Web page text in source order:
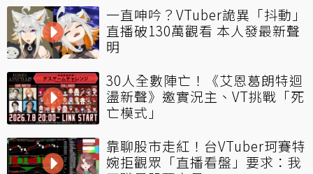
一直呻吟？VTuber詭異「抖動」
直播破130萬觀看 本人發最新聲
明
30人全數陣亡！《艾恩葛朗特迴
盪新聲》邀實況主、VT挑戰「死
亡模式」
靠聊股市走紅！台VTuber珂賽特
婉拒觀眾「直播看盤」要求：我